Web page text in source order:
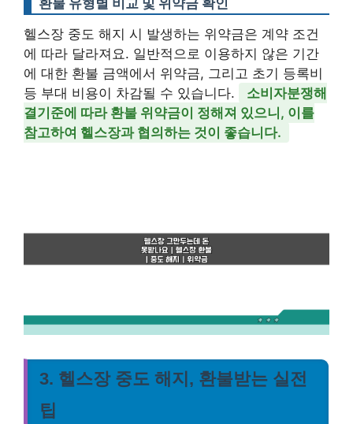
환불 유형별 비교 및 위약금 확인
헬스장 중도 해지 시 발생하는 위약금은 계약 조건
에 따라 달라져요. 일반적으로 이용하지 않은 기간
에 대한 환불 금액에서 위약금, 그리고 초기 등록비
등 부대 비용이 차감될 수 있습니다.
소비자분쟁해
결기준에 따라 환불 위약금이 정해져 있으니, 이를
참고하여 헬스장과 협의하는 것이 좋습니다.
3. 헬스장 중도 해지, 환불받는 실전
팁